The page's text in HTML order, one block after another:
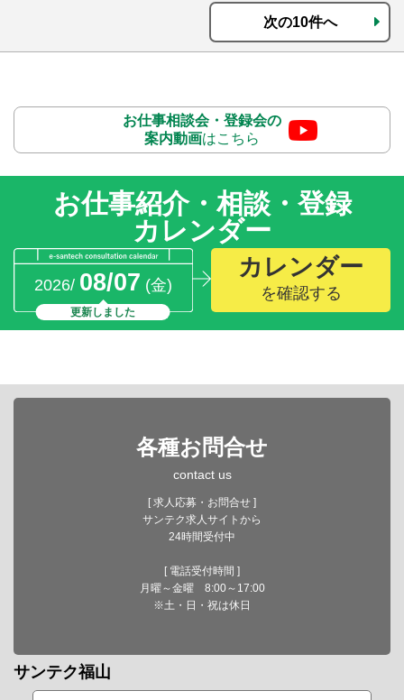
次の10件へ
お仕事相談会・登録会の
案内動画はこちら
お仕事紹介・相談・登録
カレンダー
2026/ 08/07 (金)
更新しました
カレンダー
を確認する
各種お問合せ
contact us
[ 求人応募・お問合せ ]
サンテク求人サイトから
24時間受付中
[ 電話受付時間 ]
月曜～金曜 8:00～17:00
※土・日・祝は休日
サンテク福山